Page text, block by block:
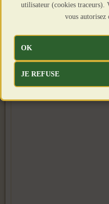
utilisateur (cookies traceurs).
vous autorisez
OK
JE REFUSE